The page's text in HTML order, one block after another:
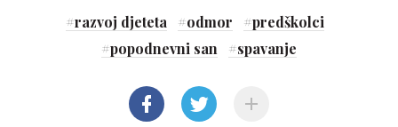
#razvoj djeteta #odmor #predškolci
#popodnevni san #spavanje